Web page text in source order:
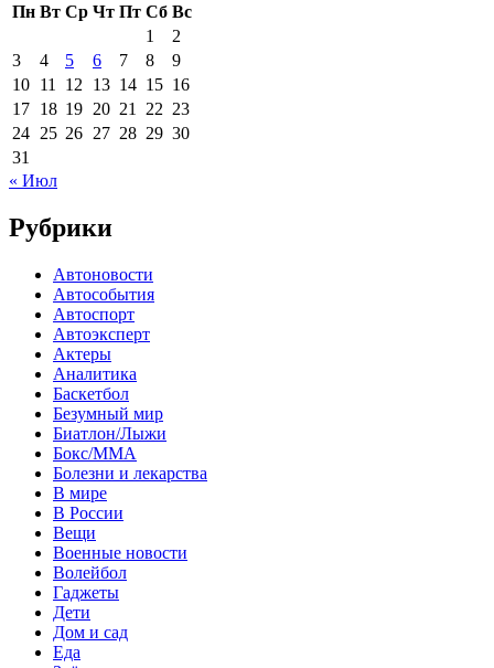
Пн Вт Ср Чт Пт Сб Вс
1
2
3
4 5 6 7 8
9
10 11 12 13 14 15 16
17 18 19 20 21 22 23
24 25 26 27 28 29 30
31
« Июл
Рубрики
Автоновости
Автособытия
Автоспорт
Автоэксперт
Актеры
Аналитика
Баскетбол
Безумный мир
Биатлон/Лыжи
Бокс/MMA
Болезни и лекарства
В мире
В России
Вещи
Военные новости
Волейбол
Гаджеты
Дети
Дом и сад
Еда